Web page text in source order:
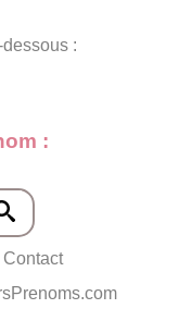
:
:
Contact